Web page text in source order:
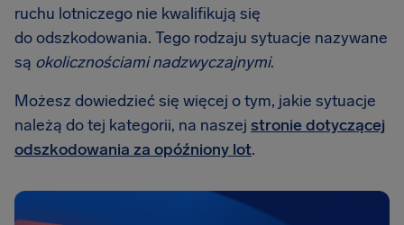
ruchu lotniczego nie kwalifikują się
do odszkodowania. Tego rodzaju sytuacje nazywane
są okolicznościami nadzwyczajnymi.
Możesz dowiedzieć się więcej o tym, jakie sytuacje
należą do tej kategorii, na naszej stronie dotyczącej
odszkodowania za opóźniony lot.